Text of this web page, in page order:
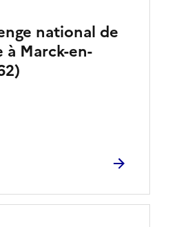
national de
à Marck-en-